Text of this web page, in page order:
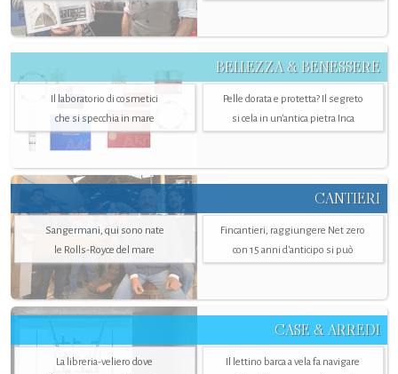
BELLEZZA & BENESSERE
Il laboratorio di cosmetici
che si specchia in mare
Pelle dorata e protetta? Il segreto
si cela in un’antica pietra Inca
CANTIERI
Sangermani, qui sono nate
le Rolls-Royce del mare
Fincantieri, raggiungere Net zero
con 15 anni d'anticipo si può
CASE & ARREDI
La libreria-veliero dove
Il lettino barca a vela fa navigare